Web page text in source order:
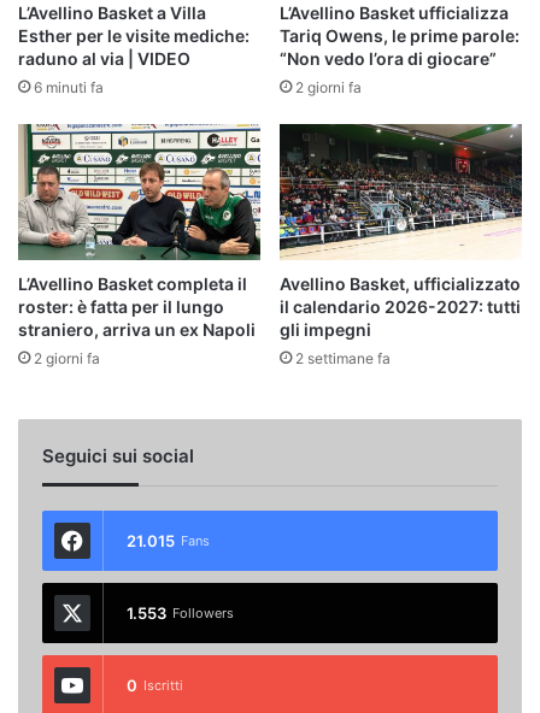
L’Avellino Basket a Villa
Esther per le visite mediche:
raduno al via | VIDEO
6 minuti fa
L’Avellino Basket ufficializza
Tariq Owens, le prime parole:
“Non vedo l’ora di giocare”
2 giorni fa
L’Avellino Basket completa il
roster: è fatta per il lungo
straniero, arriva un ex Napoli
2 giorni fa
Avellino Basket, ufficializzato
il calendario 2026-2027: tutti
gli impegni
2 settimane fa
Seguici sui social
21.015 Fans
1.553 Followers
0 Iscritti